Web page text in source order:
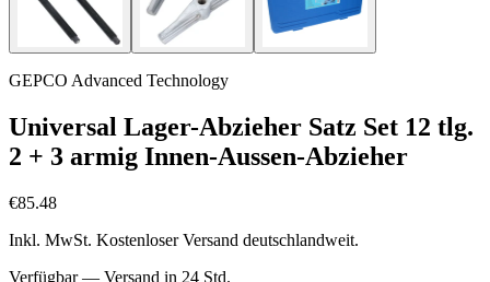
GEPCO Advanced Technology
Universal Lager-Abzieher Satz Set 12 tlg.
2 + 3 armig Innen-Aussen-Abzieher
€85.48
Inkl. MwSt. Kostenloser Versand deutschlandweit.
Verfügbar — Versand in 24 Std.